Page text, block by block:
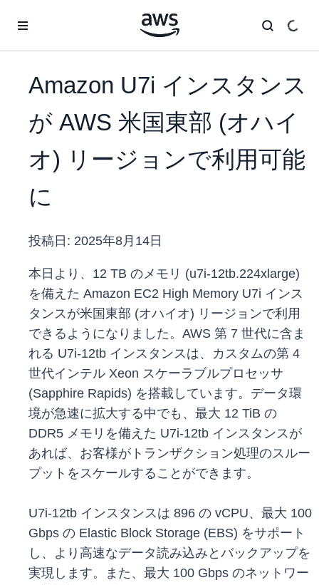
Amazon U7i インスタンス
が AWS 米国東部 (オハイ
オ) リージョンで利用可能
に
投稿日: 2025年8月14日
本日より、12 TB のメモリ (u7i-12tb.224xlarge)
を備えた Amazon EC2 High Memory U7i インス
タンスが米国東部 (オハイオ) リージョンで利用
できるようになりました。AWS 第 7 世代に含ま
れる U7i-12tb インスタンスは、カスタムの第 4
世代インテル Xeon スケーラブルプロセッサ
(Sapphire Rapids) を搭載しています。データ環
境が急速に拡大する中でも、最大 12 TiB の
DDR5 メモリを備えた U7i-12tb インスタンスが
あれば、お客様がトランザクション処理のスルー
プットをスケールすることができます。
U7i-12tb インスタンスは 896 の vCPU、最大 100
Gbps の Elastic Block Storage (EBS) をサポート
し、より高速なデータ読み込みとバックアップを
実現します。また、最大 100 Gbps のネットワー